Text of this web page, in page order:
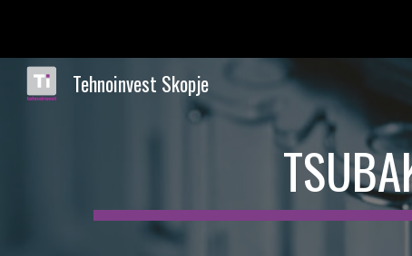
Tehnoinvest Skopje